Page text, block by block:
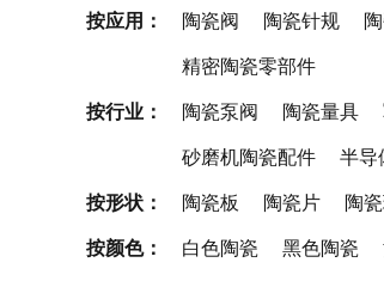
按应用： 陶瓷阀 陶瓷针规
精密陶瓷零部件
按行业： 陶瓷泵阀 陶瓷量具
砂磨机陶瓷配件 半导
按形状： 陶瓷板 陶瓷片 陶
按颜色： 白色陶瓷 黑色陶瓷